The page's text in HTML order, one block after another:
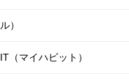
）
（マイハビット）